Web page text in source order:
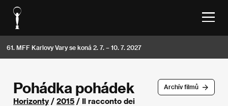
61. MFF Karlovy Vary se koná 2. 7. – 10. 7. 2027
Archív filmů
Pohádka pohádek
Horizonty/ 2015 / Il racconto dei